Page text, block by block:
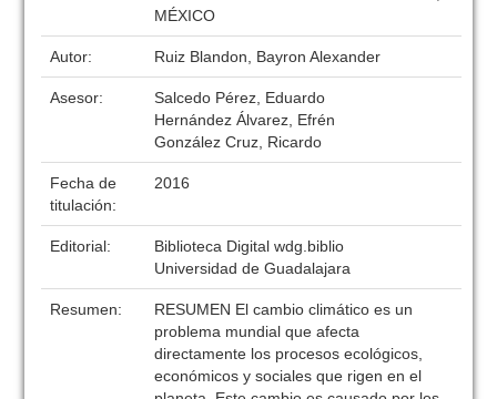
MÉXICO
Autor: Ruiz Blandon, Bayron Alexander
Asesor:
Salcedo Pérez, Eduardo
Hernández Álvarez, Efrén
González Cruz, Ricardo
Fecha de
titulación:
2016
Editorial:
Biblioteca Digital wdg.biblio
Universidad de Guadalajara
Resumen:
RESUMEN El cambio climático es un
problema mundial que afecta
directamente los procesos ecológicos,
económicos y sociales que rigen en el